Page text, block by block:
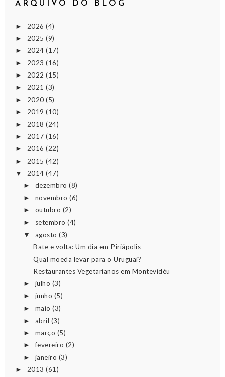
ARQUIVO DO BLOG
► 2026 (4)
► 2025 (9)
► 2024 (17)
► 2023 (16)
► 2022 (15)
► 2021 (3)
► 2020 (5)
► 2019 (10)
► 2018 (24)
► 2017 (16)
► 2016 (22)
► 2015 (42)
▼ 2014 (47)
► dezembro(8)
► novembro(6)
► outubro (2)
► setembro(4)
▼ agosto(3)
Bate e volta: Um dia em Piriápolis
Qual moeda levar para o Uruguai?
Restaurantes Vegetarianos em Montevidéu
► julho (3)
► junho (5)
► maio(3)
► abril (3)
► março (5)
►fevereiro (2)
► janeiro (3)
► 2013 (61)